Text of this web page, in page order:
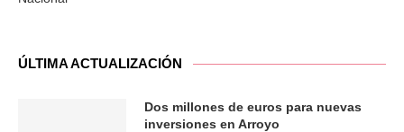
ÚLTIMA ACTUALIZACIÓN
Dos millones de euros para nuevas
inversiones en Arroyo